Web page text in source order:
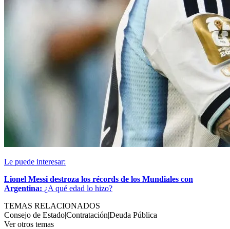
Le puede interesar:
Lionel Messi destroza los récords de los Mundiales con
Argentina: ¿A qué edad lo hizo?
TEMAS RELACIONADOS
Consejo de Estado|Contratación|Deuda Pública
Ver otros temas